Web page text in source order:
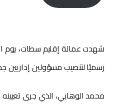
رسميًا لتنصيب مسؤولين إداريين
محمد الوهابي، الذي جرى تعيينه